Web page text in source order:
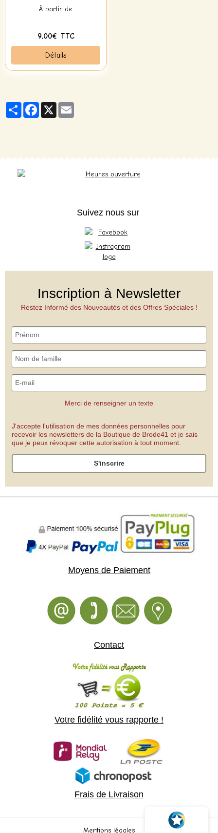
À partir de
9,00€ TTC
Détails
PartagerFacebook
X
Suivez nous sur
Inscription à Newsletter
Restez Informé des Nouveautés et des Offres Spéciales !
Merci de renseigner un texte
J'accepte l'utilisation de mes données personnelles pour
recevoir les newsletters de la Boutique de Brode41 et je sais
que je peux révoquer cette autorisation à tout moment.
S'inscrire
Moyens de Paiement
Contact
Votre fidélité vous rapporte !
Frais de Livraison
Mentions légales